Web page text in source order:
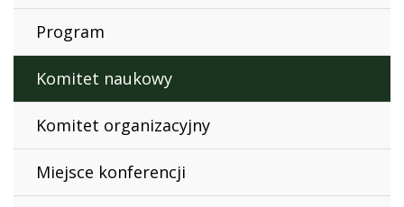
Program
Komitet naukowy
Komitet organizacyjny
Miejsce konferencji